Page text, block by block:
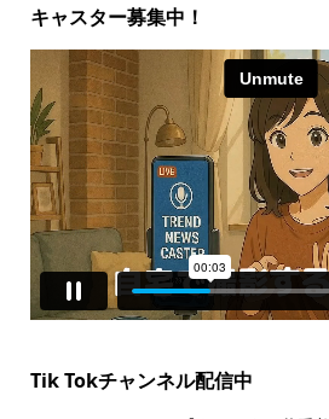
キャスター募集中！
Tik Tokチャンネル配信中